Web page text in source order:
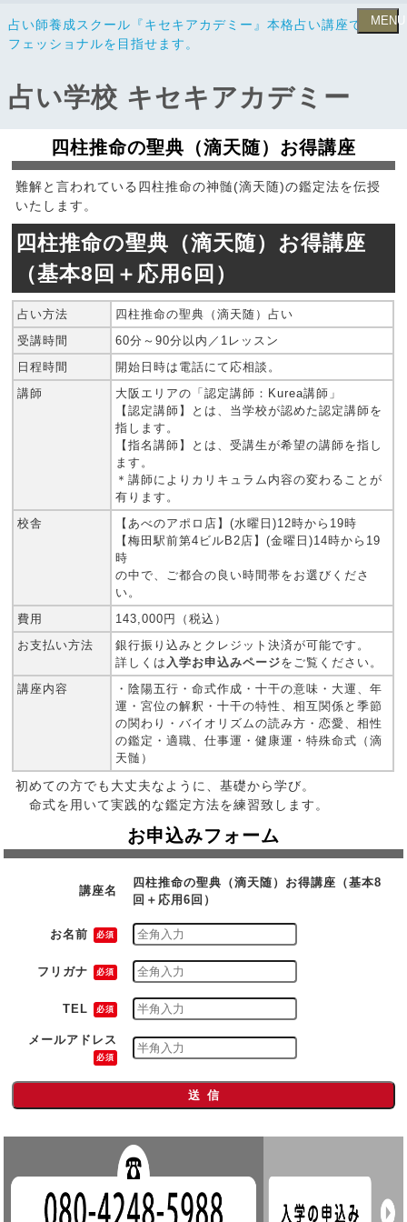
占い師養成スクール『キセキアカデミー』本格占い講座でプロ
フェッショナルを目指せます。
占い学校 キセキアカデミー
MENU
四柱推命の聖典（滴天随）お得講座
難解と言われている四柱推命の神髄(滴天随)の鑑定法を伝授
いたします。
四柱推命の聖典（滴天随）お得講座
（基本8回＋応用6回）
占い方法
四柱推命の聖典（滴天随）占い
受講時間
60分～90分以内／1レッスン
日程時間
開始日時は電話にて応相談。
講師
大阪エリアの「認定講師：Kurea講師」
【認定講師】とは、当学校が認めた認定講師を
指します。
【指名講師】とは、受講生が希望の講師を指し
ます。
＊講師によりカリキュラム内容の変わることが
有ります。
校舎
【あべのアポロ店】(水曜日)12時から19時
【梅田駅前第4ビルB2店】(金曜日)14時から19
時
の中で、ご都合の良い時間帯をお選びくださ
い。
費用
143,000円（税込）
お支払い方法
銀行振り込みとクレジット決済が可能です。
詳しくは 入学お申込みページをご覧ください。
講座内容
・陰陽五行・命式作成・十干の意味・大運、年
運・宮位の解釈・十干の特性、相互関係と季節
の関わり・バイオリズムの読み方・恋愛、相性
の鑑定・適職、仕事運・健康運・特殊命式（滴
天髄）
初めての方でも大丈夫なように、基礎から学び。
命式を用いて実践的な鑑定方法を練習致します。
お申込みフォーム
講座名
四柱推命の聖典（滴天随）お得講座（基本8
回＋応用6回）
お名前 必須
フリガナ 必須
TEL 必須
メールアドレス
必須